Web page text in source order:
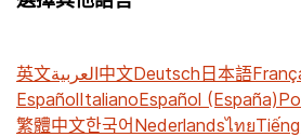
英文العربية中文Deutsch 日本語
EspañolItalianoEspañol (España)
繁體中文한국어 Nederlandsไทย